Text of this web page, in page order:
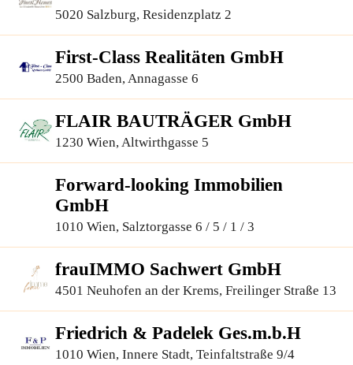
5020 Salzburg, Residenzplatz 2
First-Class Realitäten GmbH
2500 Baden, Annagasse 6
FLAIR BAUTRÄGER GmbH
1230 Wien, Altwirthgasse 5
Forward-looking Immobilien
GmbH
1010 Wien, Salztorgasse 6 / 5 / 1 / 3
frauIMMO Sachwert GmbH
4501 Neuhofen an der Krems, Freilinger Straße 13
Friedrich & Padelek Ges.m.b.H
1010 Wien, Innere Stadt, Teinfaltstraße 9/4